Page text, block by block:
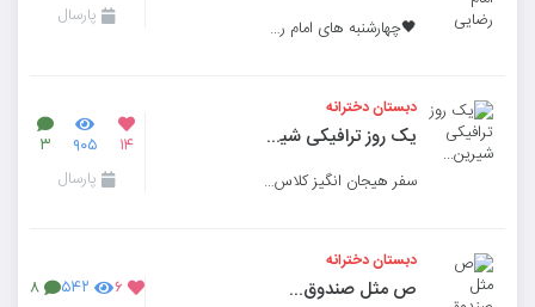
🖤چهارشنبه های امام رضایی، این بار همزمان با شهادت امام جعفر صادق علیه‌السلام ... پارسال
دبستان دخترانه
یک روز ترافیکی شیرین...
سفر هیجان انگیز کلاس اولی ها؛ به شهر ترافیک…
۱۴ ۹۰۵ ۳
پارسال
دبستان دخترانه
ص مثل صندوق... ۶ ۵۴۲ ۸